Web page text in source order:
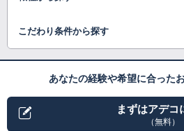
こだわり条件から探す
あなたの経験や希望に合った
まずはアデコ
（無料）